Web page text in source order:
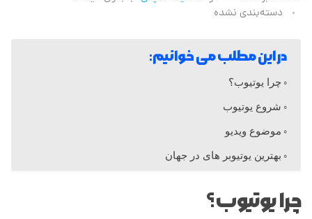
ب
آ
دسته‌بندی نشده
در این مطلب می خوانیم:
چرا یوتیوب؟
شروع یوتیوب
موضوع ویدیو
بهترین یوتیوبر های در جهان
چرا یوتیوب؟